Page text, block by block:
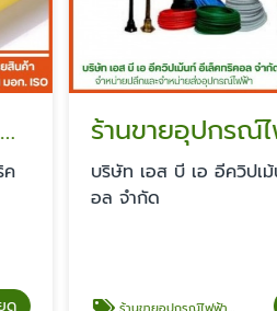
บริษัท เอส บี เอ อีควิปเม้น
อล จำกัด